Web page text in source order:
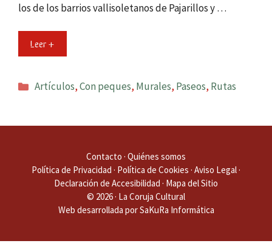
los de los barrios vallisoletanos de Pajarillos y …
Leer +
Categorías
Artículos,Con peques, Murales, Paseos, Rutas
Contacto · Quiénes somos
Política de Privacidad · Política de Cookies · Aviso Legal·
Declaración de Accesibilidad · Mapa del Sitio
© 2026 · La Coruja Cultural
Web desarrollada porSaKuRa Informática